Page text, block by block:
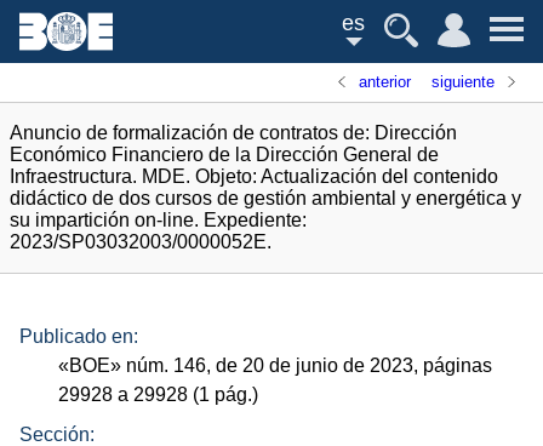
es
anterior siguiente
Anuncio de formalización de contratos de: Dirección
Económico Financiero de la Dirección General de
Infraestructura. MDE. Objeto: Actualización del contenido
didáctico de dos cursos de gestión ambiental y energética y
su impartición on-line. Expediente:
2023/SP03032003/0000052E.
Publicado en:
«BOE» núm. 146, de 20 de junio de 2023, páginas
29928 a 29928 (1 pág.)
Sección: